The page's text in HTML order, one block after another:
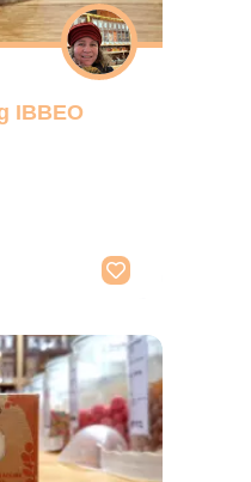
IBBEO